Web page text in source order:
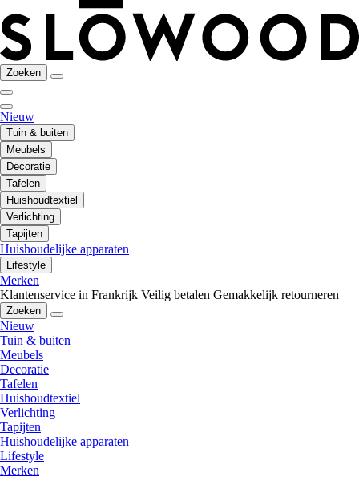
Zoeken
Nieuw
Tuin & buiten
Meubels
Decoratie
Tafelen
Huishoudtextiel
Verlichting
Tapijten
Huishoudelijke apparaten
Lifestyle
Merken
Klantenservice in Frankrijk Veilig betalen Gemakkelijk retourneren
Zoeken
Nieuw
Tuin & buiten
Meubels
Decoratie
Tafelen
Huishoudtextiel
Verlichting
Tapijten
Huishoudelijke apparaten
Lifestyle
Merken